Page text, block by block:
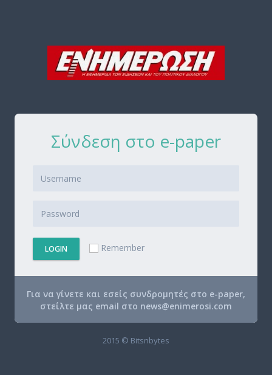
Σύνδεση στο e-paper
LOGIN Remember
Για να γίνετε και εσείς συνδρομητές στο e-paper,
στείλτε μας email στο news@enimerosi.com
2015 © Bitsnbytes